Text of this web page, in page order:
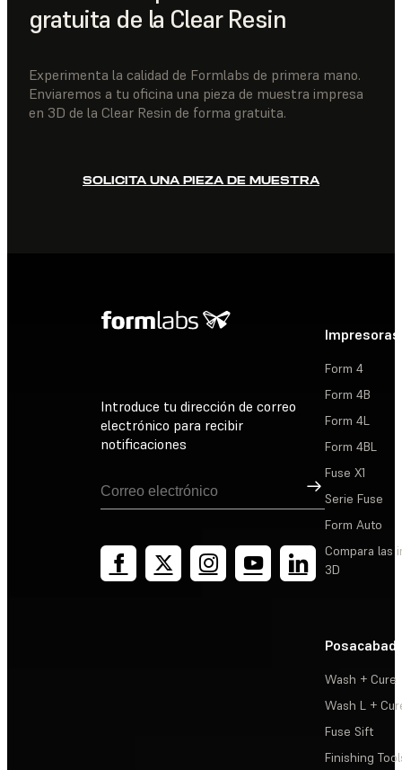
gratuita de la Clear Resin
Experimenta la calidad de Formlabs de primera mano.
Enviaremos a tu oficina una pieza de muestra impresa
en 3D de la Clear Resin de forma gratuita.
SOLICITA UNA PIEZA DE MUESTRA
Introduce tu dirección de correo
electrónico para recibir
notificaciones
Suscribirse
Impresoras
Form 4
Form 4B
Form 4L
Form 4BL
Fuse X1
Serie Fuse
Form Auto
Compara las
3D
Wash + Cure
Wash L +
Fuse Sift
Finishing